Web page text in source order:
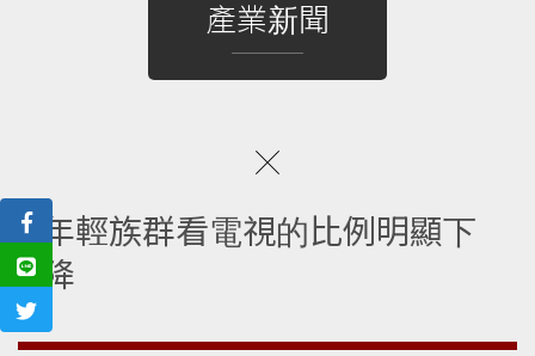
產業新聞
年輕族群看電視的比例明顯下
降